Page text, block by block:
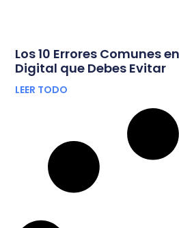
Los 10 Errores Comunes
Digital que Debes Evitar
LEER TODO